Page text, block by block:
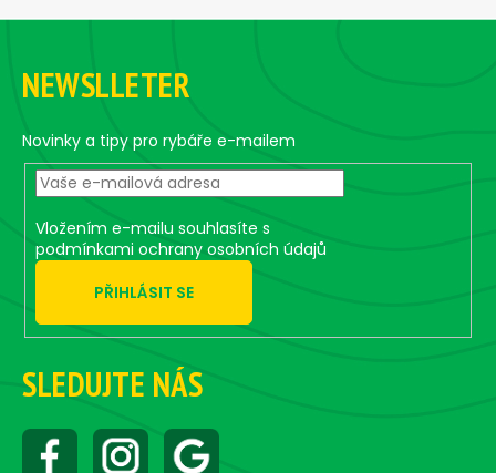
Z
NEWSLLETER
Novinky a tipy pro rybáře e-mailem
Vložením e-mailu souhlasíte s
podmínkami ochrany osobních údajů
PŘIHLÁSIT SE
SLEDUJTE NÁS